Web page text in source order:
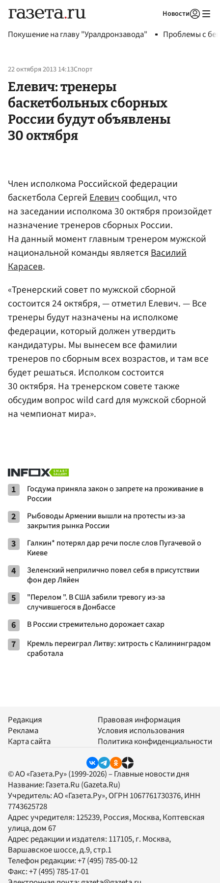
Новости
Покушение на главу "Уралдронзавода" Проблемы с
22 октября 2013 14:13Спорт
Елевич: тренеры
баскетбольных сборных
России будут объявлены
30 октября
Член исполкома Российской федерации
баскетбола СергейЕлевичсообщил, что
на заседании исполкома 30 октября произойдет
назначение тренеров сборных России.
На данный момент главным тренером мужской
национальной команды являетсяВасилий
Карасев.
«Тренерский совет по мужской сборной
состоится 24 октября, — отметил Елевич. — Все
тренеры будут назначены на исполкоме
федерации, который должен утвердить
кандидатуры. Мы вынесем все фамилии
тренеров по сборным всех возрастов, и там все
будет решаться. Исполком состоится
30 октября. На тренерском совете также
обсудим вопрос wild card для мужской сборной
на чемпионат мира».
1
Госдума приняла закон о запрете на проживание в
России
2
Рыбоводы Армении вышли на протесты из-за
закрытия рынка России
3
Галкин* потерял дар речи после слов Пугачевой о
Киеве
4
Зеленский неприлично повел cебя в присутствии
фон дер Ляйен
5
"Перелом ". В США забили тревогу из-за
случившегося в Донбассе
6 В России стремительно дорожает сахар
7
Кремль переиграл Литву: хитрость с Калининградом
сработала
Редакция
Реклама
Карта сайта
Правовая информация
Условия использования
Политика конфиденциальности
© АО «Газета.Ру» (1999-2026) – Главные новости дня
Название: Газета.Ru (Gazeta.Ru)
Учредитель:АО «Газета.Ру», ОГРН 1067761730376, ИНН
7743625728
Адрес учредителя: 125239, Россия, Москва, Коптевская
улица, дом 67
Адрес редакции и издателя: 117105, г. Москва,
Варшавское шоссе, д.9, стр.1
Телефон редакции:+7 (495) 785-00-12
Факс:+7 (495) 785-17-01